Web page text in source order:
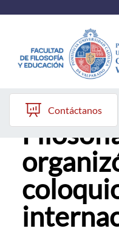
Quiénes somos
Líneas de trabajo 2025-2028
Historia
Proyecto Conocimientos
Reportes
Contáctanos